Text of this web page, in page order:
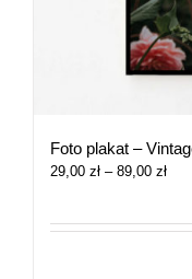
Foto plakat –
29,00 zł – 89,00 zł